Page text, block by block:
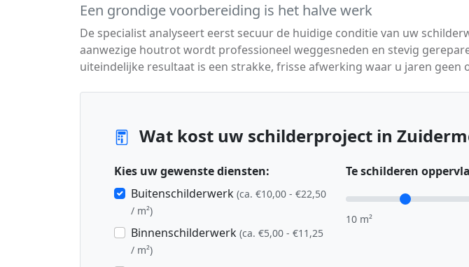
Een grondige voorbereiding is het halve werk
De specialist analyseert eerst secuur de huidige conditie van uw
aanwezige houtrot wordt professioneel weggesneden en stevig
uiteindelijke resultaat is een strakke, frisse afwerking waar u jaren geen
Wat kost uw schilderproject in
Kies uw gewenste diensten:
Buitenschilderwerk (ca. €10,00 - €22,50
/ m²)
Binnenschilderwerk (ca. €5,00 - €11,25
/ m²)
Te schilderen
10 m²